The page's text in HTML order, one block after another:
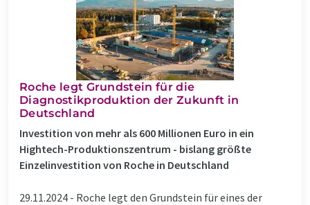
Roche legt Grundstein für die
Diagnostikproduktion der Zukunft in
Deutschland
Investition von mehr als 600 Millionen Euro in ein
Hightech-Produktionszentrum - bislang größte
Einzelinvestition von Roche in Deutschland
29.11.2024 - Roche legt den Grundstein für eines der